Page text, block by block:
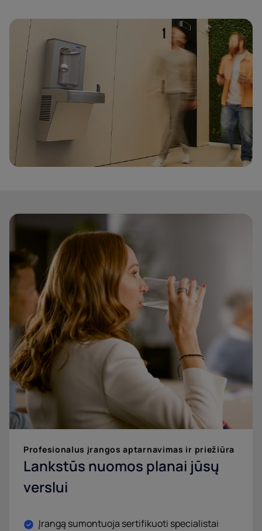
Profesionalus įrangos aptarnavimas ir priežiūra
Lankstūs nuomos planai jūsų
verslui
Įrangą sumontuoja sertifikuoti specialistai